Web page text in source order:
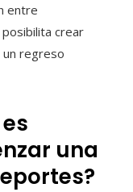
entre
crear
regreso
una